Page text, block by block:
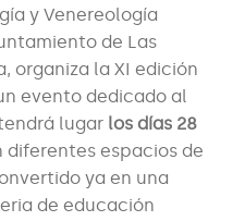
y Venereología
de Las
organiza la XI edición
evento dedicado al
lugar los días 28
diferentes espacios de
ya en una
de educación